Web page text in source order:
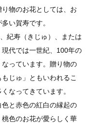
物のお花としては、お
い賀寿です。
紀寿（きじゅ）、または
現代では一世紀、100年の
っています。贈り物の
じゅ」ともいわれるこ
なってきています。
と赤色の紅白の縁起の
色のお花が愛らしく華